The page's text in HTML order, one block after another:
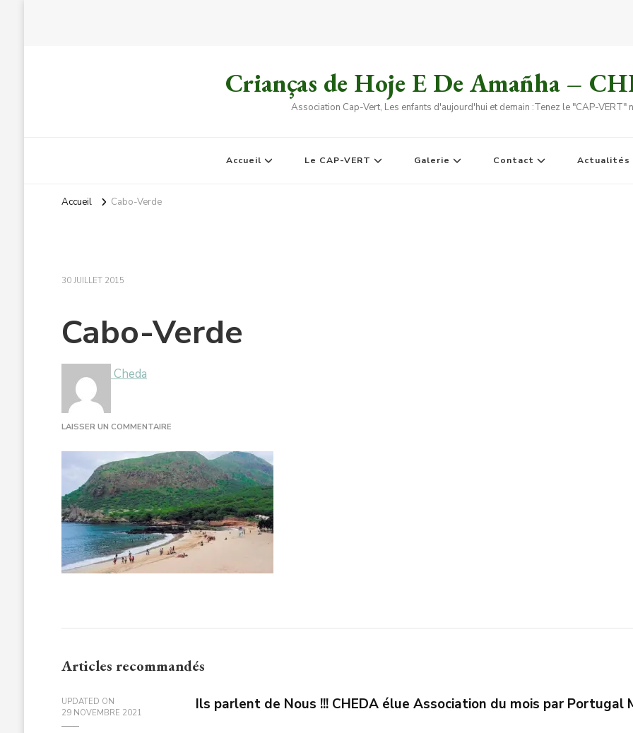
Crianças de Hoje E De Amañha –
Association Cap-Vert, Les enfants d'aujourd'hui et demain :Tenez le "CAP-VERT"
Accueil Le CAP-VERT Galerie Contact Actualités
Accueil Cabo-Verde
30 JUILLET 2015
Cabo-Verde
Cheda
LAISSER UN COMMENTAIRESUR
VERDE
Articles recommandés
UPDATED ON
29 NOVEMBRE 2021
Ils parlent de Nous !!! CHEDA élue Association du mois par Portugal